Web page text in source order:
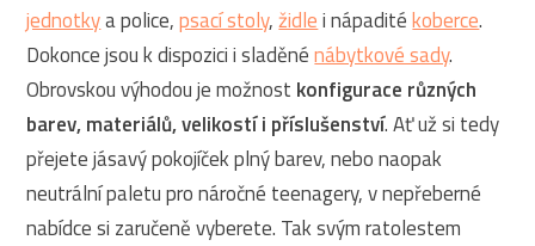
jednotkya police,psací stoly,židlei nápaditékoberce.
Dokonce jsou k dispozici i sladěnénábytkové sady.
Obrovskou výhodou je možnost konfigurace různých
barev, materiálů, velikostí i příslušenství. Ať už si tedy
přejete jásavý pokojíček plný barev, nebo naopak
neutrální paletu pro náročné teenagery, v nepřeberné
nabídce si zaručeně vyberete. Tak svým ratolestem